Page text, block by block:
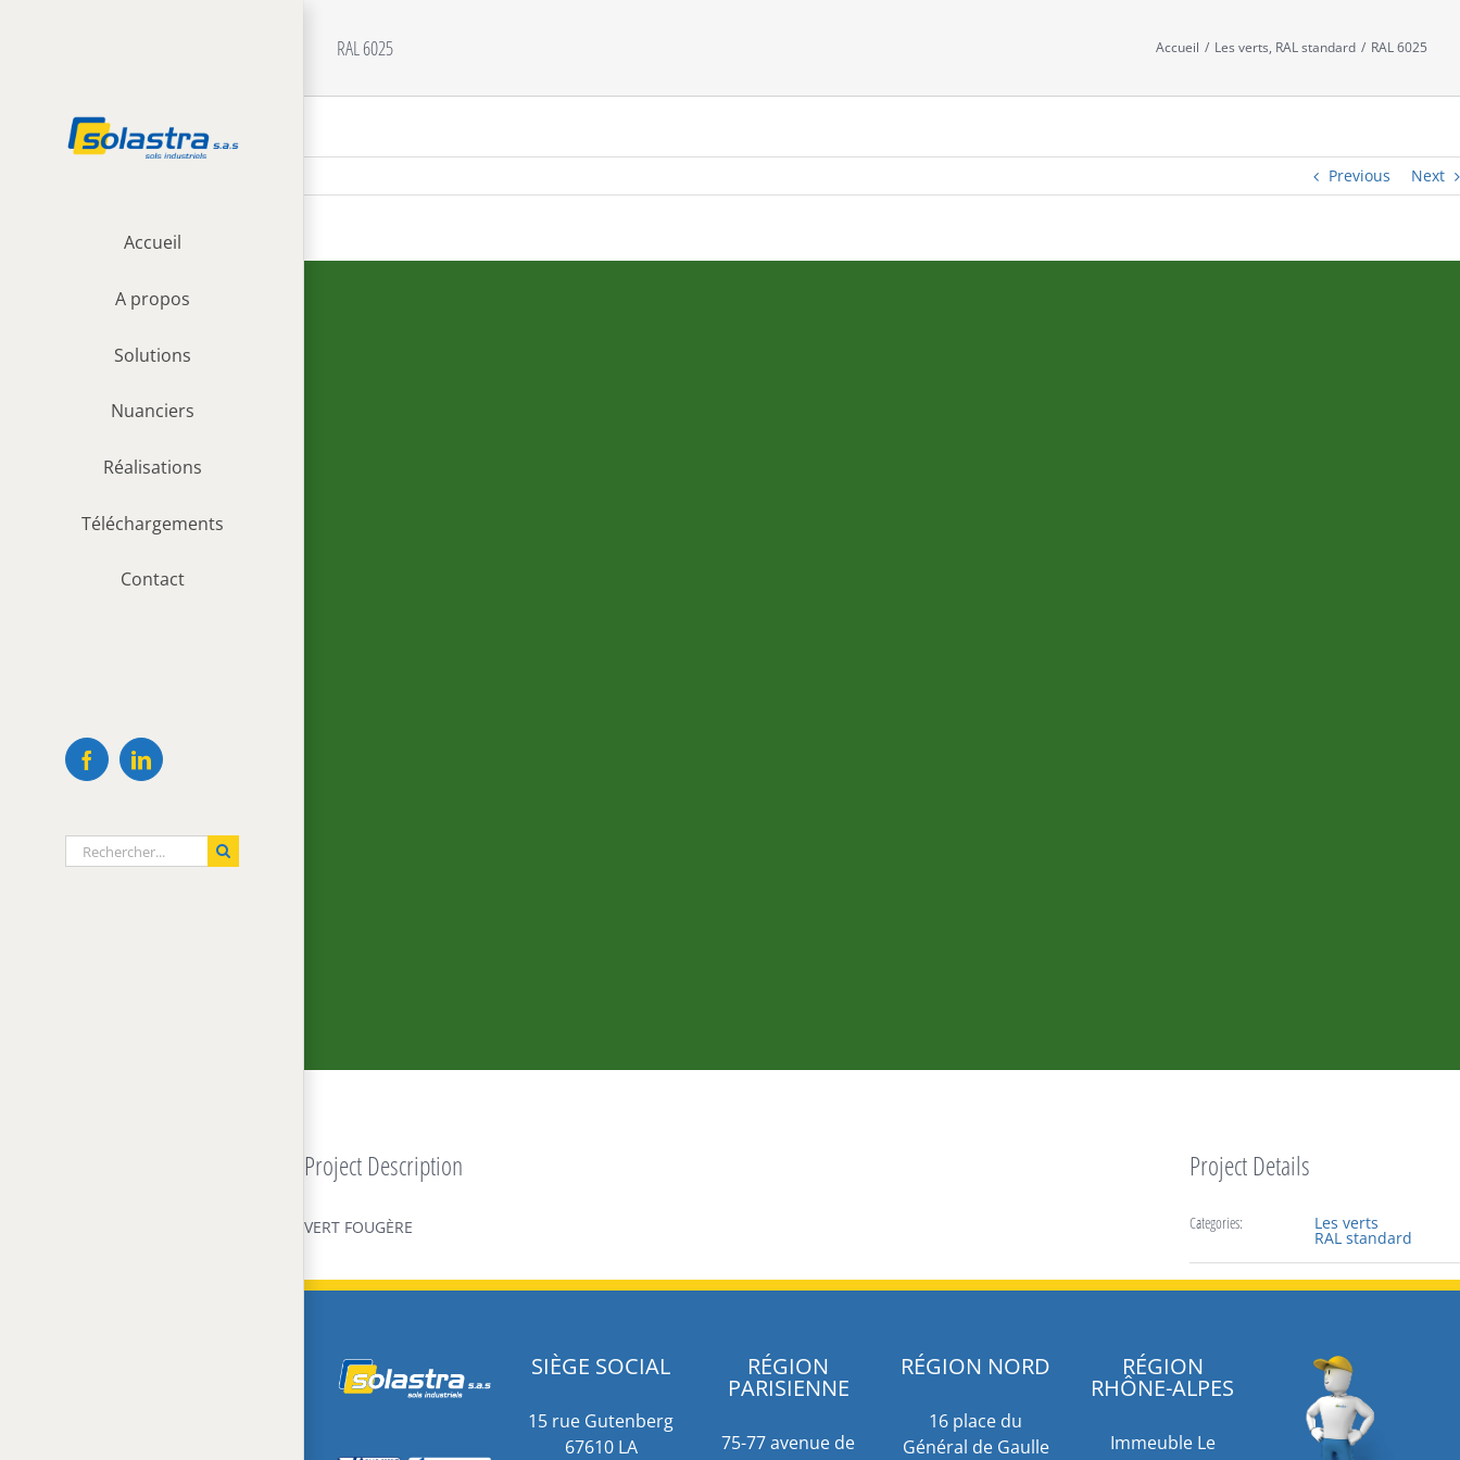
Accueil
A propos
Solutions
Nuanciers
Réalisations
Téléchargements
Contact
FacebookLinkedIn
Rechercher:
RAL 6025 Accueil / Les verts, RAL standard / RAL 6025
Previous Next
Project Description
VERT FOUGÈRE
Project Details
Categories: Les verts
RAL standard
SIÈGE SOCIAL
15 rue Gutenberg
67610 LA
RÉGION
PARISIENNE
75-77 avenue de
RÉGION NORD
16 place du
Général de Gaulle
RÉGION
RHÔNE-ALPES
Immeuble Le